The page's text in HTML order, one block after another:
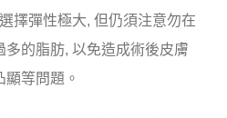
擇彈性極大, 但仍須注意勿在
的脂肪, 以免造成術後皮膚
等問題。